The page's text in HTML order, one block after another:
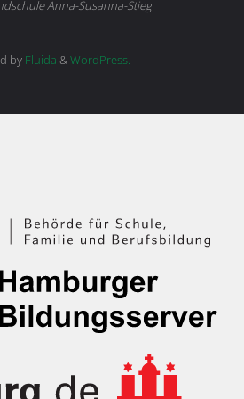
Anna-Susanna-Stieg
byFluida &WordPress.